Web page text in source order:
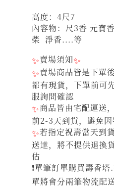
高度：4尺7
內容物：尺3香 元寶
柴 淨香....等
✨賣場須知✨
✨賣場商品皆是下單
都有現貨，下單前可
服詢問確認
✨商品皆由宅配運送
前2-3天到貨，避免
✨若指定祝壽當天到
送達，將不提供退換
估
❗單筆訂單購買壽香
單將會分兩筆物流配送